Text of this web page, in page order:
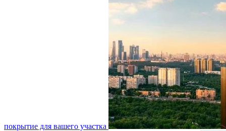
покрытие для вашего участка